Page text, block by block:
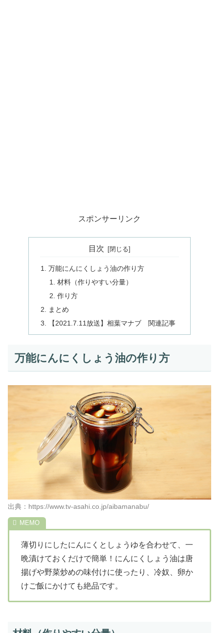
スポンサーリンク
目次
万能にんにくしょう油の作り方
材料（作りやすい分量）
作り方
まとめ
【2021.7.11放送】相葉マナブ 関連記事
万能にんにくしょう油の作り方
出典：https://www.tv-asahi.co.jp/aibamanabu/
薄切りにしたにんにくとしょうゆを合わせて、一
晩漬けておくだけで簡単！にんにくしょう油は唐
揚げや野菜炒めの味付けに使ったり、冷奴、卵か
けご飯にかけても絶品です。